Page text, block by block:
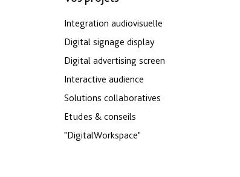
Integration audiovisuelle
Digital signage display
Digital advertising screen
Interactive audience
Solutions collaboratives
Etudes & conseils
"DigitalWorkspace"